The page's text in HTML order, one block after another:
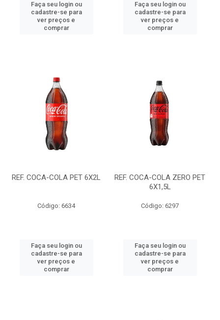
Faça seu login ou
cadastre-se para
ver preços e
comprar
Faça seu login ou
cadastre-se para
ver preços e
comprar
REF. COCA-COLA PET 6X2L
Código: 6634
Faça seu login ou
cadastre-se para
ver preços e
comprar
REF. COCA-COLA ZERO PET
6X1,5L
Código: 6297
Faça seu login ou
cadastre-se para
ver preços e
comprar